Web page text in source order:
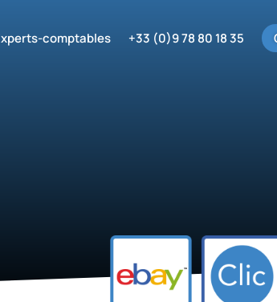
comptables +33 (0)9 78 80 18 35